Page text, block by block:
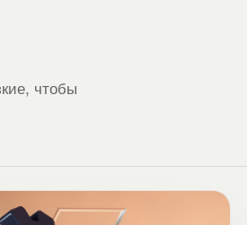
чтобы